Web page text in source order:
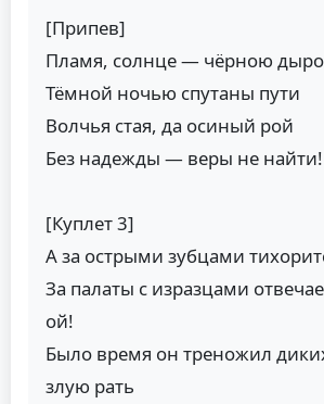
[Припев]
Пламя, солнце — чёрною
Тёмной ночью спутаны пути
Волчья стая, да осиный рой
Без надежды — веры не найти!
[Куплет 3]
А за острыми зубцами
За палаты с изразцами
ой!
Было время он треножил
злую рать